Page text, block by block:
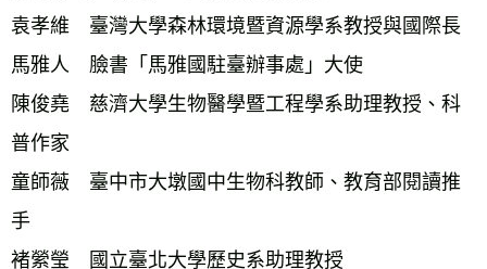
袁孝維　臺灣大學森林環境暨資源學系教授與國際長
馬雅人　臉書「馬雅國駐臺辦事處」大使
陳俊堯　慈濟大學生物醫學暨工程學系助理教授、科
普作家
童師薇　臺中市大墩國中生物科教師、教育部閱讀推
手
褚縈瑩　國立臺北大學歷史系助理教授